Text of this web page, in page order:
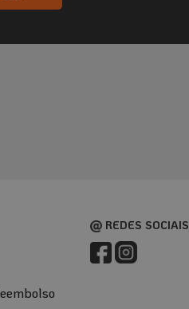
REDES SOCIAIS